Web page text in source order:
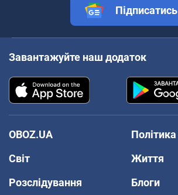
Підписатись
Завантажуйте наш додаток
OBOZ.UA
Політика
Світ
Життя
Розслідування
Блоги